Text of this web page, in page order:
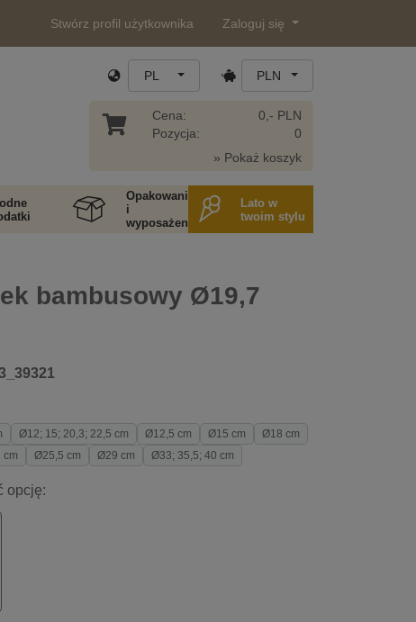
Stwórz profil użytkownika Zaloguj się
PL PLN
Cena:
Pozycja:
0,- PLN
0
» Pokaż koszyk
Opakowania
i
wyposażenie
Lato w
twoim stylu
bambusowy Ø19,7
Ø12; 15; 20,3; 22,5 cm Ø12,5 cm Ø15 cm
Ø18 cm
cm Ø25,5 cm Ø29 cm Ø33; 35,5; 40 cm
opcję: